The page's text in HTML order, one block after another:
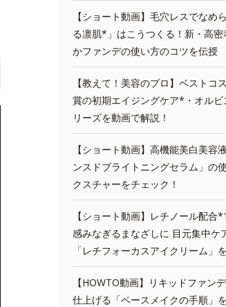
【ショート動画】毛穴レスでなめ
る凛肌*」はこうつくる！新・高密
かファンデの使い方のコツを伝授
【教えて！美容のプロ】ベストコ
賞の初期エイジングケア*・オルビ
リーズを動画で解説！
【ショート動画】高機能美白美容
ンスドブライトニングセラム」の
クスチャーをチェック！
【ショート動画】レチノール配合
感みなぎるまなざしに 目元集中ケ
「レチフォーカスアイクリーム」
【HOWTO動画】リキッドファン
仕上げる「ベースメイクの手順」